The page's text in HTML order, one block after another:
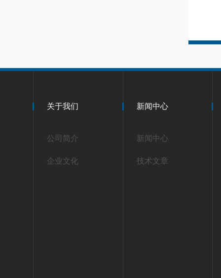
关于我们
公司简介
企业文化
新闻中心
新闻中心
技术文章